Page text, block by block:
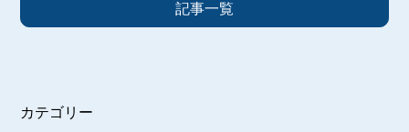
記事一覧
カテゴリー